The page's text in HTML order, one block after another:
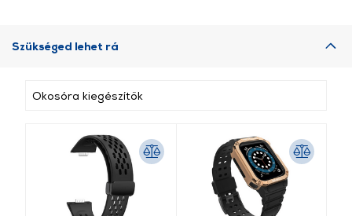
Szükséged lehet rá
Okosóra kiegészítők